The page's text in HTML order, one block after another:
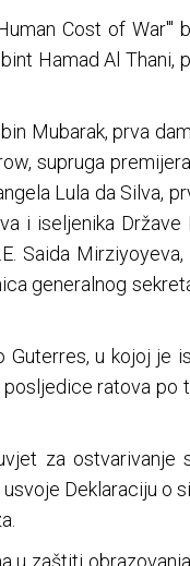
Cost of War"'
Hamad Al Thani,
Mubarak, prva
supruga
Lula da Silva,
i iseljenika Države
Saida
generalnog
u kojoj je
ratova po
za ostvarivanje
Deklaraciju o
u zaštiti